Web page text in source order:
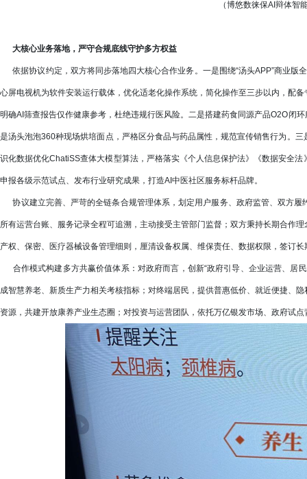
（博悠数徕保AI辩体智
大核心业务落地，严守合规底线守护多方权益
依据协议约定，双方将同步落地四大核心合作业务。一是围绕“汤头APP”商业版
心屏电视机为软件安装运行载体，优化适老化操作系统，简化操作至三步以内，配
明确AI筛查报告仅作健康参考，杜绝违规行医风险。二是搭建药食同源产品O2O闭
是汤头泡泡360种现场烘培面点，严格区分食品与药品属性，规范宣传销售行为。
识化数据优化ChatiSS查体大模型算法，严格落实《个人信息保护法》《数据安全
申报各级示范试点、发布行业研究成果，打造AI中医社区服务标杆品牌。
协议建立完善、严苛的全链条合规管理体系，划定用户服务、政府监管、双方履
所有运营台账、服务记录全程可追溯，主动接受主管部门监督；双方秉持长期合作
产权、保密、医疗器械设备管理细则，厘清设备权属、维保责任、数据权限，签订
合作模式构建多方共赢价值体系：对政府而言，创新“政府引导、企业运营、居
成智慧养老、新质生产力相关考核指标；对终端居民，提供普惠低价、就近便捷、
资源，共建开放康养产业生态圈；对投资与运营团队，依托万亿银发市场、政府试